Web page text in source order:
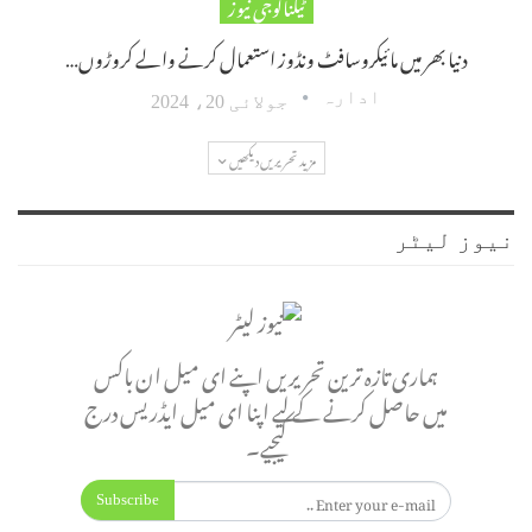
دنیا بھر میں مائیکروسافٹ ونڈوز استعمال کرنے والے کروڑوں…
ادارہ جولائی 20، 2024
مزید تحریریں دیکھیں
نیوز لیٹر
ہماری تازہ ترین تحریریں اپنے ای میل ان باکس
میں حاصل کرنے کے لیے اپنا ای میل ایڈریس درج
کیجیے۔
Subscribe